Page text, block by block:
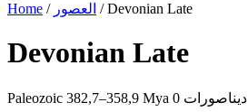
Home / العصور / Devonian Late
Devonian Late
Paleozoic 382,7–358,9 Mya
0 ديناصورات